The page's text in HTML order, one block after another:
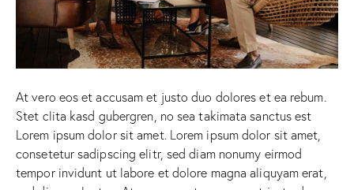
At vero eos et accusam et justo duo dolores et ea rebum.
Stet clita kasd gubergren, no sea takimata sanctus est
Lorem ipsum dolor sit amet. Lorem ipsum dolor sit amet,
consetetur sadipscing elitr, sed diam nonumy eirmod
tempor invidunt ut labore et dolore magna aliquyam erat,